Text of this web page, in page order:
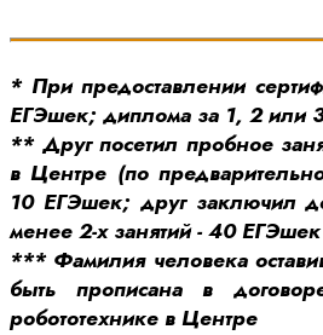
* При предоставлении
ЕГЭшек; диплома за 1, 2 или
** Друг посетил пробное
в Центре (по
10 ЕГЭшек; друг заключил
менее 2-х занятий - 40 ЕГЭшек
*** Фамилия человека
быть прописана в
робототехнике в Центре